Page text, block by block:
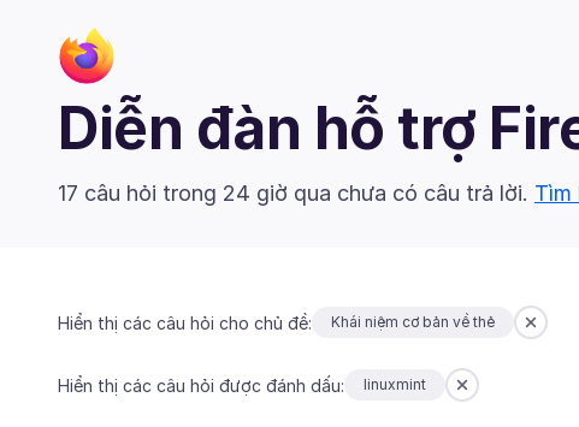
Diễn đàn hỗ trợ
17 câu hỏi trong 24 giờ qua chưa có câu trả lời. Tìm
Hiển thị các câu hỏi cho chủ đề: Khái niệm cơ bản về thẻ
Hiển thị các câu hỏi được đánh dấu: linuxmint